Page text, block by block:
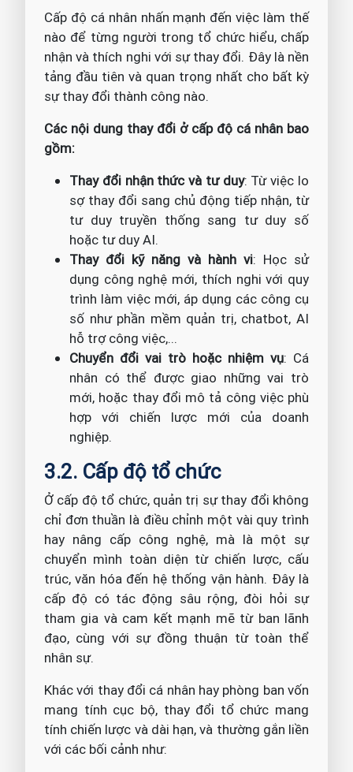
Cấp độ cá nhân nhấn mạnh đến việc làm thế
nào để từng người trong tổ chức hiểu, chấp
nhận và thích nghi với sự thay đổi. Đây là nền
tảng đầu tiên và quan trọng nhất cho bất kỳ
sự thay đổi thành công nào.
Các nội dung thay đổi ở cấp độ cá nhân bao
gồm:
Thay đổi nhận thức và tư duy: Từ việc lo
sợ thay đổi sang chủ động tiếp nhận, từ
tư duy truyền thống sang tư duy số
hoặc tư duy AI.
Thay đổi kỹ năng và hành vi: Học sử
dụng công nghệ mới, thích nghi với quy
trình làm việc mới, áp dụng các công cụ
số như phần mềm quản trị, chatbot, AI
hỗ trợ công việc,...
Chuyển đổi vai trò hoặc nhiệm vụ: Cá
nhân có thể được giao những vai trò
mới, hoặc thay đổi mô tả công việc phù
hợp với chiến lược mới của doanh
nghiệp.
3.2. Cấp độ tổ chức
Ở cấp độ tổ chức, quản trị sự thay đổi không
chỉ đơn thuần là điều chỉnh một vài quy trình
hay nâng cấp công nghệ, mà là một sự
chuyển mình toàn diện từ chiến lược, cấu
trúc, văn hóa đến hệ thống vận hành. Đây là
cấp độ có tác động sâu rộng, đòi hỏi sự
tham gia và cam kết mạnh mẽ từ ban lãnh
đạo, cùng với sự đồng thuận từ toàn thể
nhân sự.
Khác với thay đổi cá nhân hay phòng ban vốn
mang tính cục bộ, thay đổi tổ chức mang
tính chiến lược và dài hạn, và thường gắn liền
với các bối cảnh như: